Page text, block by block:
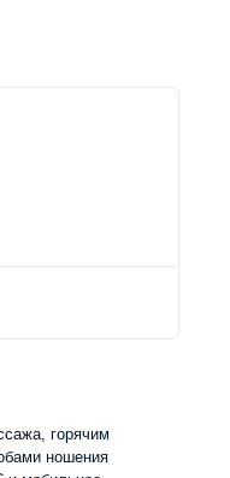
горячим
ношения